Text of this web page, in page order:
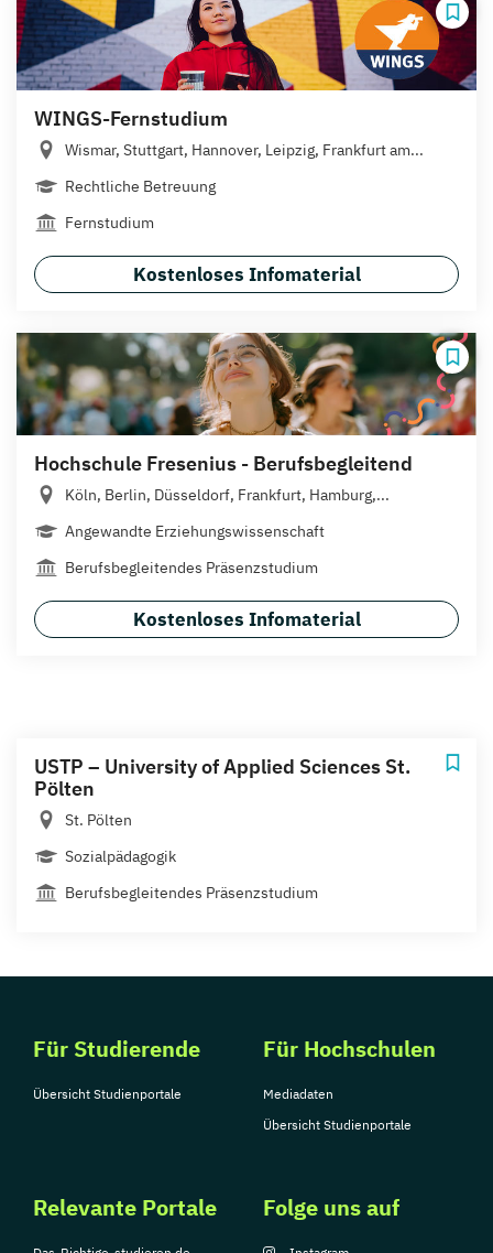
WINGS-Fernstudium
Wismar, Stuttgart, Hannover, Leipzig, Frankfurt am...
Rechtliche Betreuung
Fernstudium
Kostenloses Infomaterial
Hochschule Fresenius - Berufsbegleitend
Köln, Berlin, Düsseldorf, Frankfurt, Hamburg,...
Angewandte Erziehungswissenschaft
Berufsbegleitendes Präsenzstudium
Kostenloses Infomaterial
USTP – University of Applied Sciences St.
Pölten
St. Pölten
Sozialpädagogik
Berufsbegleitendes Präsenzstudium
Für Studierende
Übersicht Studienportale
Für Hochschulen
Mediadaten
Übersicht Studienportale
Relevante Portale Folge uns auf